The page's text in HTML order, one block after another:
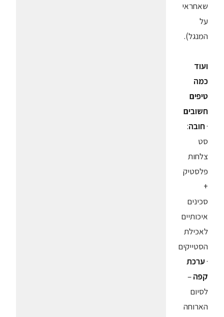
שאחראי
על
המנגל).
ועוד
כמה
טיפים
חשובים
·חובה:
סט
צלחות
פלסטיק
+
סכינים
איכותיים
לאכילת
הסטייקים
·ערכת
קפה–
לסיום
הארוחה